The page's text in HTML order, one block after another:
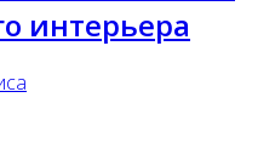
интерьера